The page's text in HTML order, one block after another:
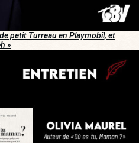
petit Turreau en Playmobil, et
»